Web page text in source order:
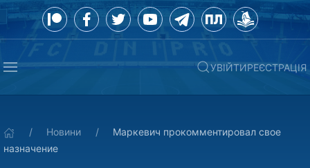
УВІЙТИРЕЄСТРАЦІЯ
Новини
Маркевич прокомментировал свое
назначение